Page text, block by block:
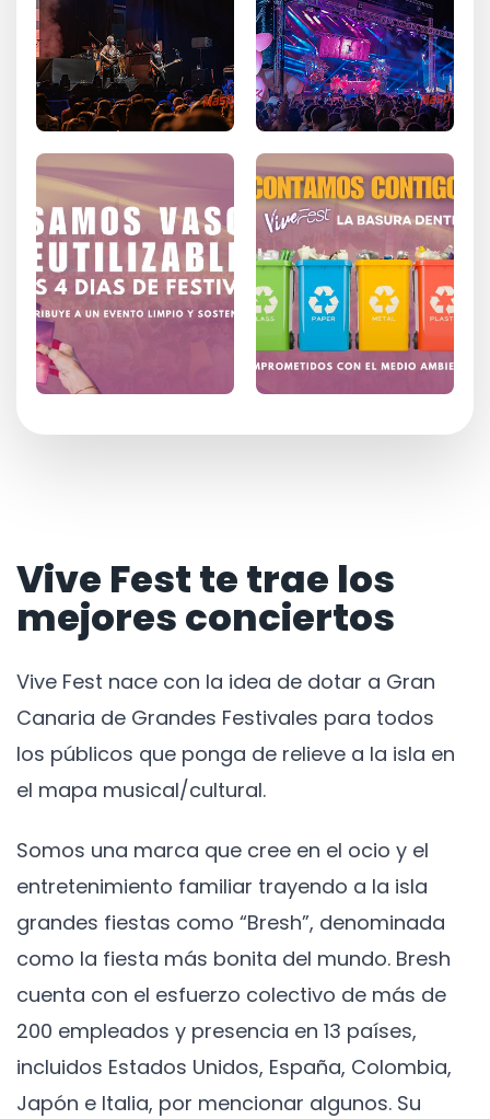
Vive Fest te trae los
mejores conciertos
Vive Fest nace con la idea de dotar a Gran
Canaria de Grandes Festivales para todos
los públicos que ponga de relieve a la isla en
el mapa musical/cultural.
Somos una marca que cree en el ocio y el
entretenimiento familiar trayendo a la isla
grandes fiestas como “Bresh”, denominada
como la fiesta más bonita del mundo. Bresh
cuenta con el esfuerzo colectivo de más de
200 empleados y presencia en 13 países,
incluidos Estados Unidos, España, Colombia,
Japón e Italia, por mencionar algunos. Su